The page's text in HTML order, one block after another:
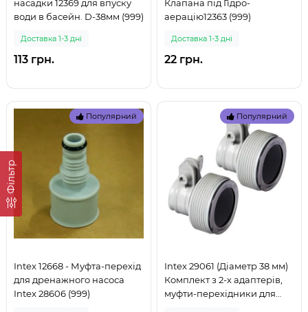
Фільтр
насадки 12369 для впуску
води в басейн. D-38мм (999)
Доставка 1-3 дні
113 грн.
Клапана під Гідро-
аерацію12363 (999)
Доставка 1-3 дні
22 грн.
Популярний
Intex 12668 - Муфта-перехід
для дренажного насоса
Intex 28606 (999)
Популярний
Intex 29061 (Діаметр 38 мм)
Комплект з 2-х адаптерів,
муфти-перехідники для